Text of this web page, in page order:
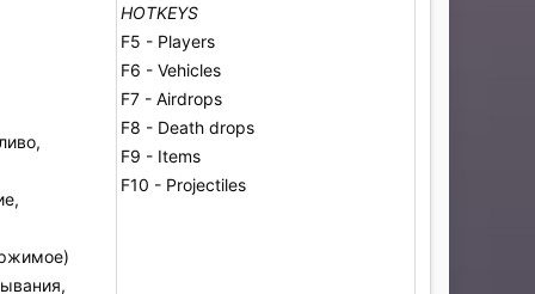
HOTKEYS
F5 - Players
F6 - Vehicles
F7 - Airdrops
F8 - Death drops
F9 - Items
F10 - Projectiles